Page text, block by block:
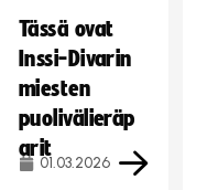
Tässä ovat
Inssi-Divarin
miesten
puolivälieräp
arit
01.03.2026